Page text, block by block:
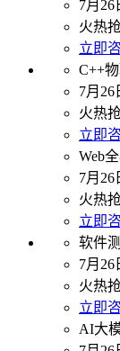
7月26
火热
立即
C++
7月26
火热
立即
Web
7月26
火热
立即
软件
7月26
火热
立即
AI大